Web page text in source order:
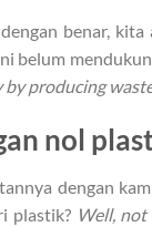
benar,
belum
by producing
nol
dengan
plastik? Well, not